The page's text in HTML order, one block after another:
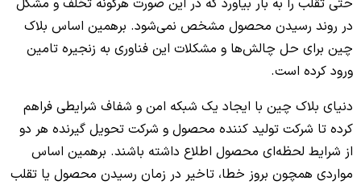
حتی تقلب را به بار بیاورد که در این صورت هرگونه تخلف و مشکل
در روند رسیدن محصول مشخص نمی‌شود. برهمین اساس بلاک
چین برای حل چالش‌ها و مشکلات این فناوری به زنجیره تامین
ورود کرده است.
دنیای بلاک چین با ایجاد یک شبکه امن و شفاف شرایطی فراهم
کرده تا شرکت تولید کننده محصول و شرکت تحویل گیرنده هر دو
از شرایط لحظه‌ای محصول اطلاع داشته باشند. برهمین اساس
مواردی همچون بروز خطا، تاخیر در زمان رسیدن محصول یا تقلب